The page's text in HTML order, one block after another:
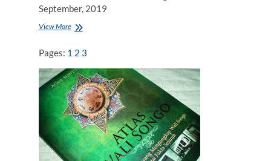
September, 2019
View More“
g
a
t
i
”
,
S
u
a
r
Pages: 1 2 3